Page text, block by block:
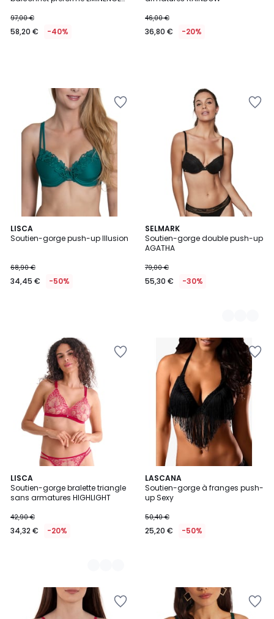
97,00 €
58,20 € -40%
46,00 €
36,80 € -20%
LISCA
Soutien-gorge push-up Illusion
68,90 €
34,45 € -50%
SELMARK
Soutien-gorge double push-up
AGATHA
79,00 €
55,30 € -30%
2
Couleurs
LISCA
Soutien-gorge bralette triangle
sans armatures HIGHLIGHT
42,90 €
34,32 € -20%
2
Couleurs
LASCANA
Soutien-gorge à franges push-
up Sexy
50,40 €
25,20 € -50%